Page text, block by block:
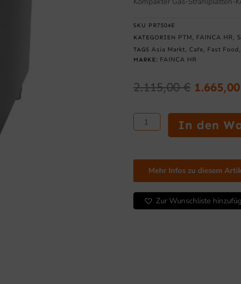
SKU PR7504E
KATEGORIEN PTM , FAINCA HR,
TAGS Asia Markt, Cafe, Fast Food ,
MARKE: FAINCA HR
2.115,00€
war:
1.665,00
Strahlplatten-
Kocher
Serie
750
mit
Unterbau
Menge
In den
Mehr Infos zu diesem
Zur Wunschliste